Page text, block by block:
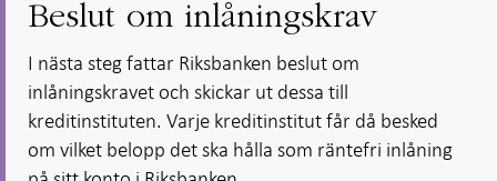
Beslut om inlåningskrav
I nästa steg fattar Riksbanken beslut om
inlåningskravet och skickar ut dessa till
kreditinstituten. Varje kreditinstitut får då besked
om vilket belopp det ska hålla som räntefri inlåning